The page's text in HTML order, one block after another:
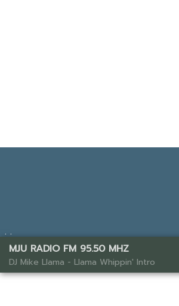
. .
Web Template Management 2021
MJU RADIO FM 95.50 MHZ
DJ Mike Llama - Llama Whippin' Intro